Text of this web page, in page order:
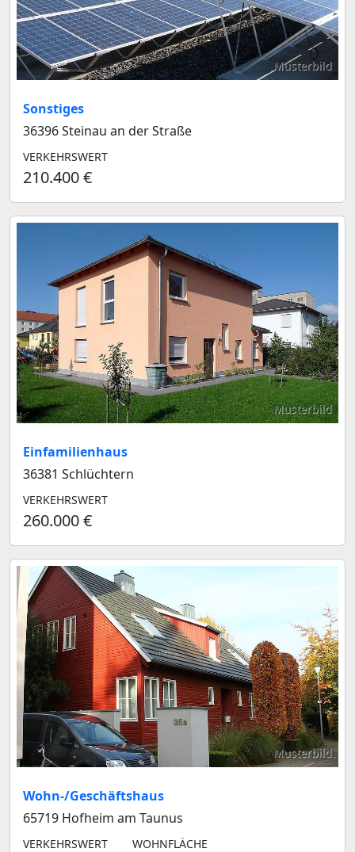
Musterbild
Sonstiges
36396 Steinau an der Straße
VERKEHRSWERT
210.400 €
Musterbild
Einfamilienhaus
36381 Schlüchtern
VERKEHRSWERT
260.000 €
Musterbild
Wohn-/Geschäftshaus
65719 Hofheim am Taunus
VERKEHRSWERT
WOHNFLÄCHE